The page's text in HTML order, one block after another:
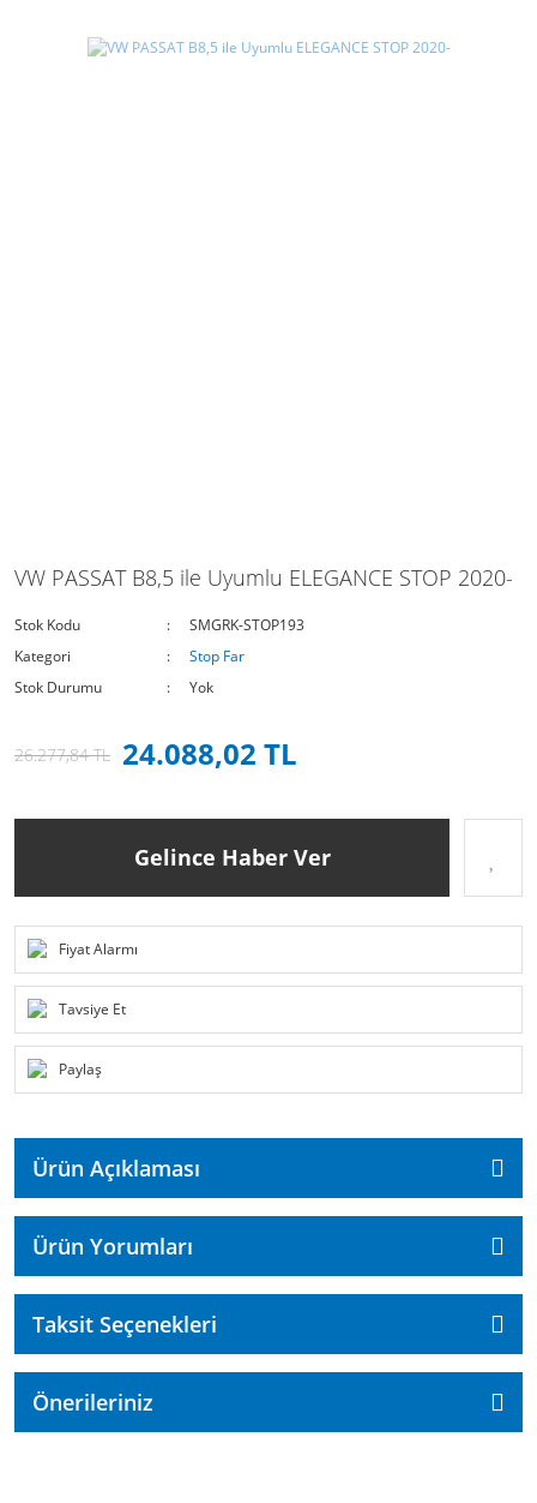
VW PASSAT B8,5 ile Uyumlu ELEGANCE STOP 2020-
Stok Kodu
SMGRK-STOP193
Kategori
Stop Far
Stok Durumu
Yok
26.277,84 TL 24.088,02 TL
Gelince Haber Ver
Fiyat Alarmı
Tavsiye Et
Paylaş
Ürün Açıklaması
Ürün Yorumları
Taksit Seçenekleri
Önerileriniz